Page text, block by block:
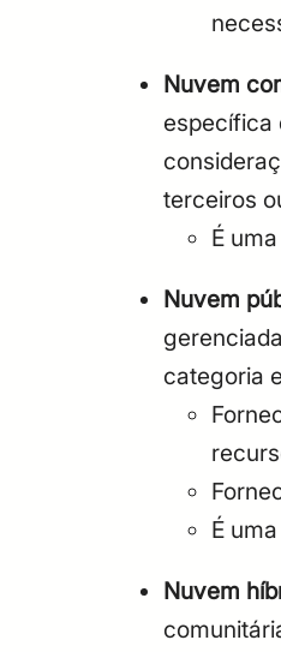
Nuvem
específica
terceiros
É
Nuvem
categoria
É
Nuvem